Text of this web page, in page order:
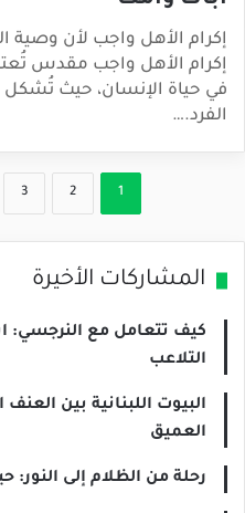
إكرام الأهل واجب لأن وصية
إكرام الأهل واجب مقدس
في حياة الإنسان، حيث تُشكل
الفرد.…
1
2
3
المشاركات الأخيرة
كيف تتعامل مع النرجسي:
التلاعب
البيوت اللبنانية بين
العميق
رحلة من الظلام إلى النور: